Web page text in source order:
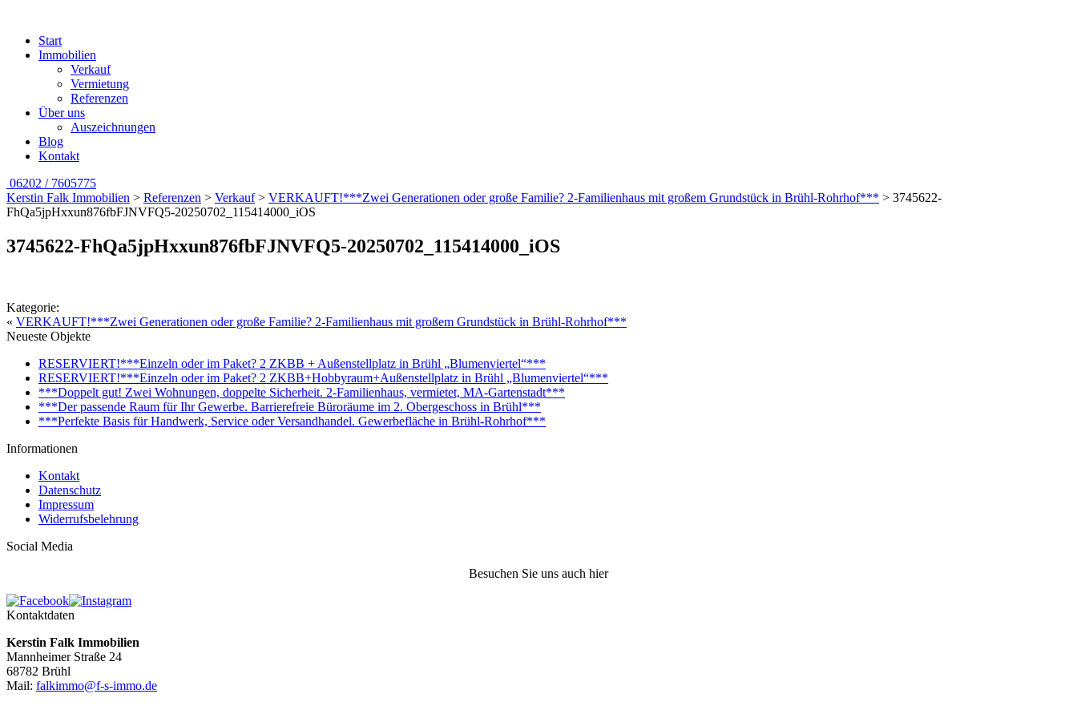
Start
Immobilien
Verkauf
Vermietung
Referenzen
Über uns
Auszeichnungen
Blog
Kontakt
06202 / 7605775
Kerstin Falk Immobilien > Referenzen > Verkauf> VERKAUFT!***Zwei Generationen oder große Familie? 2-Familienhaus mit großem Grundstück in Brühl-Rohrhof*** > 3745622-
FhQa5jpHxxun876fbFJNVFQ5-20250702_115414000_iOS
3745622-FhQa5jpHxxun876fbFJNVFQ5-20250702_115414000_iOS
Kategorie:
« VERKAUFT!***Zwei Generationen oder große Familie? 2-Familienhaus mit großem Grundstück in Brühl-Rohrhof***
Neueste Objekte
RESERVIERT!***Einzeln oder im Paket? 2 ZKBB + Außenstellplatz in Brühl „Blumenviertel“***
RESERVIERT!***Einzeln oder im Paket? 2 ZKBB+Hobbyraum+Außenstellplatz in Brühl „Blumenviertel“***
***Doppelt gut! Zwei Wohnungen, doppelte Sicherheit. 2-Familienhaus, vermietet, MA-Gartenstadt***
***Der passende Raum für Ihr Gewerbe. Barrierefreie Büroräume im 2. Obergeschoss in Brühl***
***Perfekte Basis für Handwerk, Service oder Versandhandel. Gewerbefläche in Brühl-Rohrhof***
Informationen
Kontakt
Datenschutz
Impressum
Widerrufsbelehrung
Social Media
Besuchen Sie uns auch hier
Kontaktdaten
Kerstin Falk Immobilien
Mannheimer Straße 24
68782 Brühl
Mail: falkimmo@f-s-immo.de